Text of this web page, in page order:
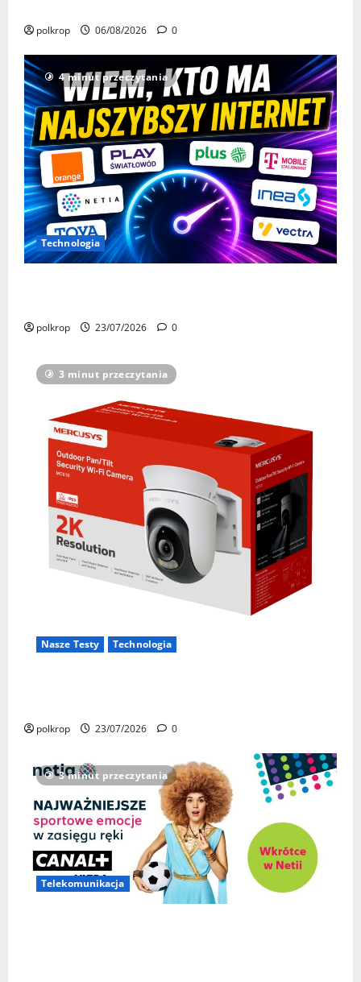
polkrop 06/08/2026 0
4 minut przeczytania
Technologia
polkrop 23/07/2026 0
3 minut przeczytania
Nasze Testy Technologia
polkrop 23/07/2026 0
3 minut przeczytania
Telekomunikacja